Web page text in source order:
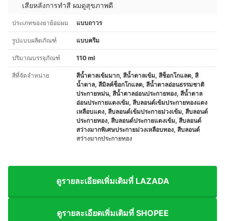
เสียหลังการทำสี ผมดูสุขภาพดี
ประเภทของยาย้อมผม แบบถาวร
รูปแบบผลิตภัณฑ์ แบบครีม
ปริมาณบรรจุภัณฑ์ 110 ml
สีที่จัดจำหน่าย
สีน้ำตาลเข้มมาก, สีน้ำตาลเข้ม, สีช็อกโกแลต, สี
น้ำตาล, สีมิลค์ช็อกโกแลต, สีน้ำตาลอ่อนธรรมชาติ
ประกายหม่น, สีน้ำตาลอ่อนประกายทอง, สีน้ำตาล
อ่อนประกายแดงเข้ม, สีบลอนด์เข้มประกายทองแดง
เหลือบแดง, สีบลอนด์เข้มประกายม่วงเข้ม, สีบลอนด์
ประกายทอง, สีบลอนด์ประกายแดงเข้ม, สีบลอนด์
สว่างมากพิเศษประกายม่วงเหลือบทอง, สีบลอนด์
สว่างมากประกายทอง
ดูรายละเอียดเพิ่มเติมที่ LAZADA
ดูรายละเอียดเพิ่มเติมที่ SHOPEE